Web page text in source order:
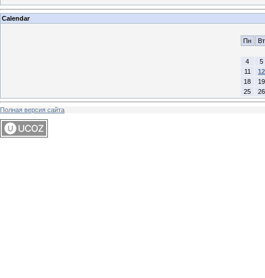
Calendar
Пн Вт
4
5
11
12
18
19
25
26
Полная версия сайта